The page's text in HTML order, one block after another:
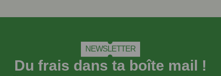
biscuit
NEWSLETTER
Du frais dans ta boîte mail !